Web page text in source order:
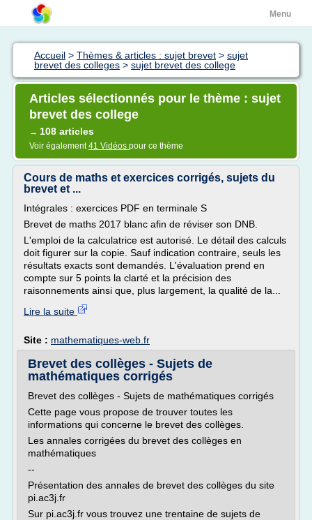
Menu
Accueil > Thèmes & articles : sujet brevet > sujet
brevet des colleges > sujet brevet des college
Articles sélectionnés pour le thème : sujet
brevet des college
→ 108 articles
Voir également41 Vidéos pour ce thème
Cours de maths et exercices corrigés, sujets du
brevet et ...
Intégrales : exercices PDF en terminale S
Brevet de maths 2017 blanc afin de réviser son DNB.
L'emploi de la calculatrice est autorisé. Le détail des calculs
doit figurer sur la copie. Sauf indication contraire, seuls les
résultats exacts sont demandés. L'évaluation prend en
compte sur 5 points la clarté et la précision des
raisonnements ainsi que, plus largement, la qualité de la...
Lire la suite
Site : mathematiques-web.fr
Brevet des collèges - Sujets de
mathématiques corrigés
Brevet des collèges - Sujets de mathématiques corrigés
Cette page vous propose de trouver toutes les
informations qui concerne le brevet des collèges.
Les annales corrigées du brevet des collèges en
mathématiques
--
Présentation des annales de brevet des collèges du site
pi.ac3j.fr
Sur pi.ac3j.fr vous trouvez une trentaine de sujets de